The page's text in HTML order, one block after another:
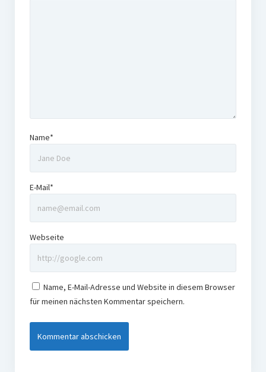
Name*
E-Mail*
Webseite
Name, E-Mail-Adresse und Website in diesem Browser
für meinen nächsten Kommentar speichern.